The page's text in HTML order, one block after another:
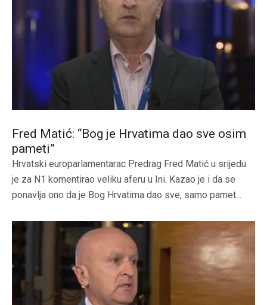
Fred Matić: “Bog je Hrvatima dao sve osim
pameti”
Hrvatski europarlamentarac Predrag Fred Matić u srijedu
je za N1 komentirao veliku aferu u Ini. Kazao je i da se
ponavlja ono da je Bog Hrvatima dao sve, samo pamet...